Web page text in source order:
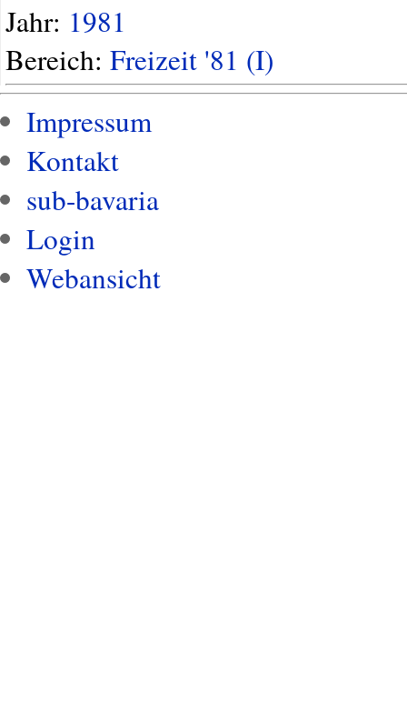
Jahr: 1981
Bereich: Freizeit '81 (I)
Impressum
Kontakt
sub-bavaria
Login
Webansicht